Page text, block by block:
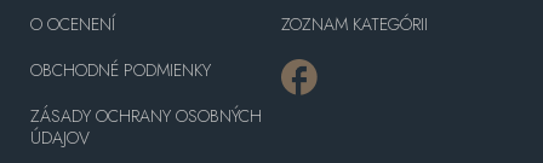
O OCENENÍ
OBCHODNÉ PODMIENKY
ZÁSADY OCHRANY OSOBNÝCH
ÚDAJOV
ZOZNAM KATEGÓRII